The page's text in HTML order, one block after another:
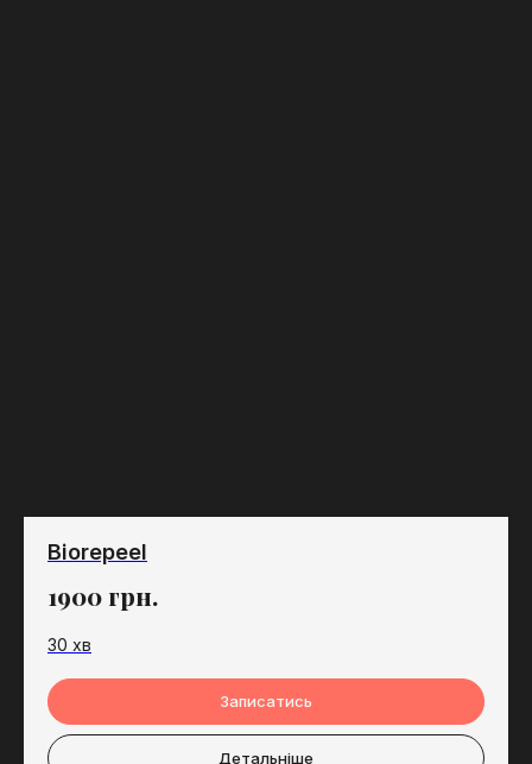
Biorepeel
1900 грн.
30 хв
Записатись
Детальніше